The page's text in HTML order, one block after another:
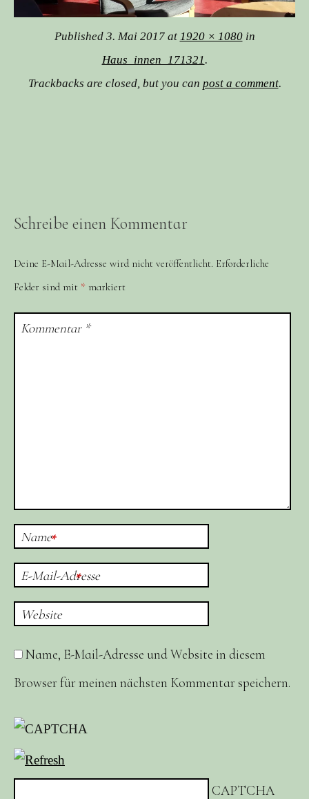
Published 3. Mai 2017at 1920 × 1080in
Haus_innen_171321.
Trackbacks are closed, but you can post a comment.
Schreibe einen Kommentar
Deine E-Mail-Adresse wird nicht veröffentlicht. Erforderliche
Felder sind mit * markiert
Kommentar *
Name*
E-Mail-Adresse
*
Website
Name, E-Mail-Adresse und Website in diesem
Browser für meinen nächsten Kommentar speichern.
CAPTCHA